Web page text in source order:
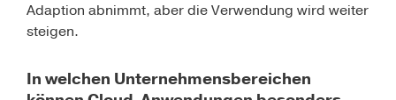
Adaption abnimmt, aber die Verwendung wird weiter
steigen.
In welchen Unternehmensbereichen